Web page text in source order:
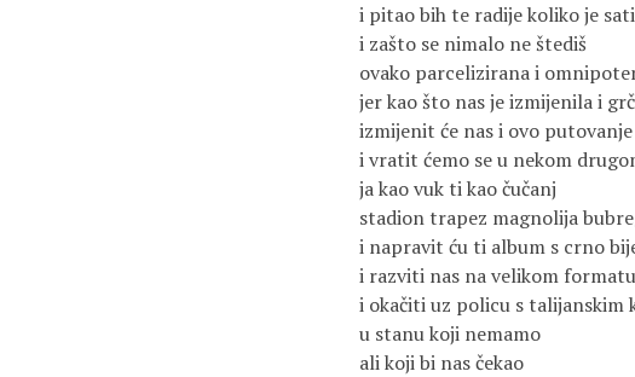
i pitao bih te radije koliko je sati
i zašto se nimalo ne štediš
ovako parcelizirana i
jer kao što nas je izmijenila i
izmijenit će nas i ovo putovanje
i vratit ćemo se u nekom
ja kao vuk ti kao čučanj
stadion trapez magnolija
i napravit ću ti album s crno
i razviti nas na velikom formatu
i okačiti uz policu s talijanskim
u stanu koji nemamo
ali koji bi nas čekao